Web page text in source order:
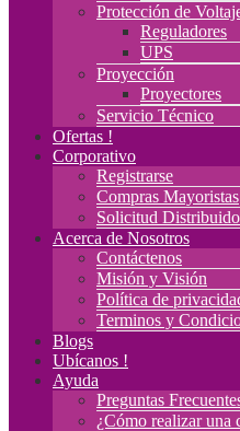
Protección de
Reguladores
UPS
Proyección
Proyectores
Servicio Técnico
Ofertas !
Corporativo
Registrarse
Compras Mayoristas
Solicitud
Acerca de Nosotros
Contáctenos
Misión y Visión
Política de
Terminos y
Blogs
Ubícanos !
Ayuda
Preguntas
¿Cómo realizar una